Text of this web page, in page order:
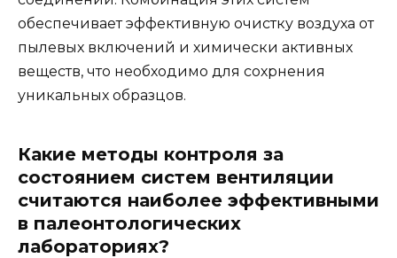
обеспечивает эффективную очистку воздуха от
пылевых включений и химически активных
веществ, что необходимо для сохрнения
уникальных образцов.
Какие методы контроля за
состоянием систем вентиляции
считаются наиболее эффективными
в палеонтологических
лабораториях?